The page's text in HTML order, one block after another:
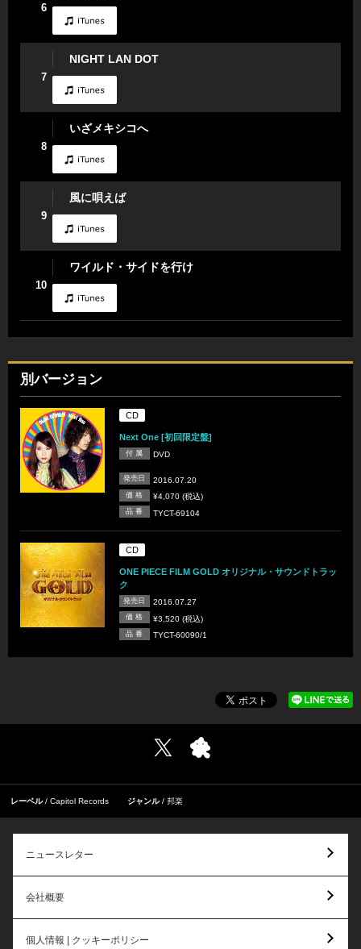
6
7
NIGHT LAN DOT
8
いざメキシコへ
9
風に唄えば
10
ワイルド・サイドを行け
別バージョン
CD
Next One [初回限定盤]
付 属 DVD
発売日 2016.07.20
価 格 ¥4,070 (税込)
品 番 TYCT-69104
CD
ONE PIECE FILM GOLD オリジナル・サウンドトラッ
ク
発売日 2016.07.27
価 格 ¥3,520 (税込)
品 番 TYCT-60090/1
レーベル Capitol Records ジャンル 邦楽
ニュースレター
会社概要
個人情報 | クッキーポリシー